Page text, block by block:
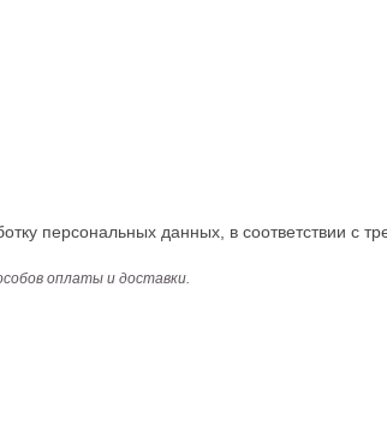
персональных данных, в соответствии с
оплаты и доставки.